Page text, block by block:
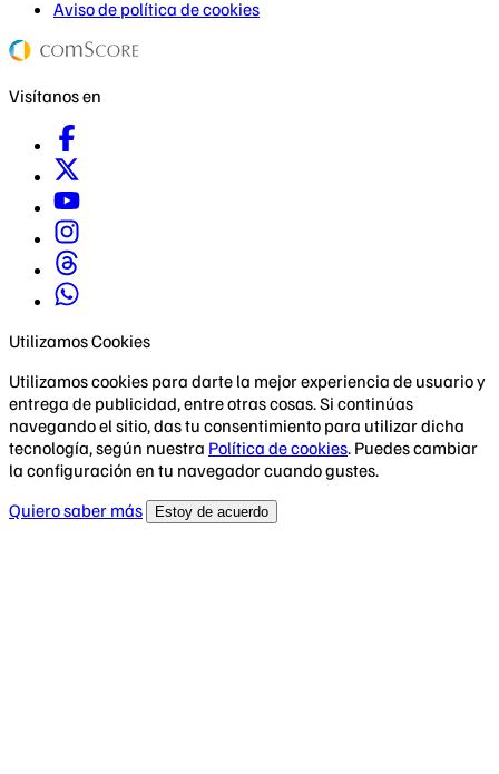
Aviso de política de cookies
Visítanos en
Utilizamos Cookies
Utilizamos cookies para darte la mejor experiencia de usuario y
entrega de publicidad, entre otras cosas. Si continúas
navegando el sitio, das tu consentimiento para utilizar dicha
tecnología, según nuestra Política de cookies. Puedes cambiar
la configuración en tu navegador cuando gustes.
Quiero saber más
Estoy de acuerdo